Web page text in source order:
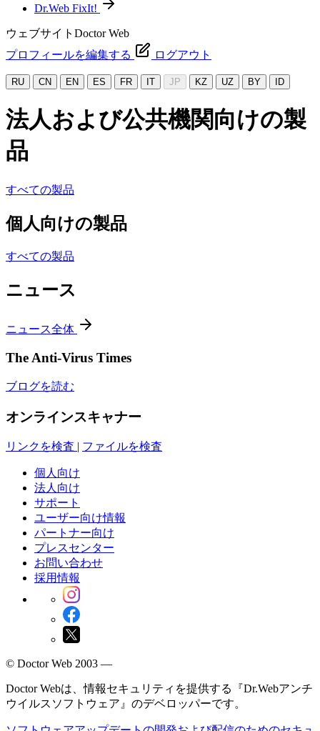
Dr.Web FixIt!
ウェブサイトDoctor Web
プロフィールを編集する
ログアウト
RU CN EN ES FR IT JP KZ UZ BY ID
法人および公共機関向けの製
品
すべての製品
個人向けの製品
すべての製品
ニュース
ニュース全体
The Anti-Virus Times
ブログを読む
オンラインスキャナー
リンクを検査 | ファイルを検査
個人向け
法人向け
サポート
ユーザー向け情報
パートナー向け
プレスセンター
お問い合わせ
採用情報
© Doctor Web 2003 —
Doctor Webは、情報セキュリティを提供する『Dr.Webアンチ
ウイルスソフトウェア』のデベロッパーです。